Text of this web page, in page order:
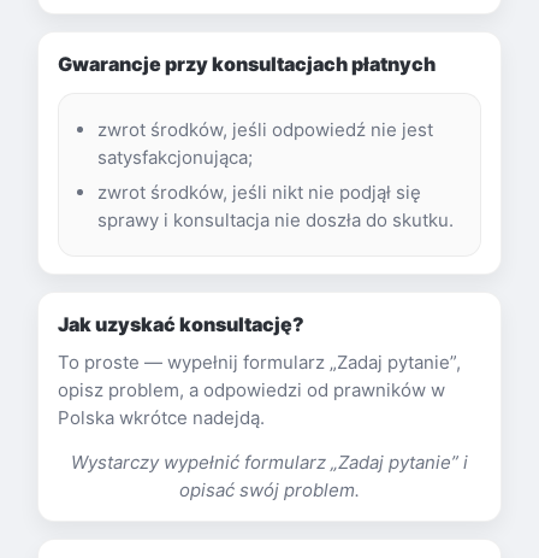
Gwarancje przy konsultacjach płatnych
zwrot środków, jeśli odpowiedź nie jest
satysfakcjonująca;
zwrot środków, jeśli nikt nie podjął się
sprawy i konsultacja nie doszła do skutku.
Jak uzyskać konsultację?
To proste — wypełnij formularz „Zadaj pytanie”,
opisz problem, a odpowiedzi od prawników w
Polska wkrótce nadejdą.
Wystarczy wypełnić formularz „Zadaj pytanie” i
opisać swój problem.